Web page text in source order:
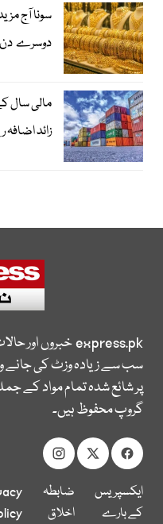
سونا آج
دوسرے دن
زائد اضافہ
express.pkخبروں اور
سب سے زیادہ وزٹ کی
پر شائع شدہ تمام مواد کے
گروپ محفوظ ہیں۔
ایکسپریس
کے بارے
ضابطہ
اخلاق